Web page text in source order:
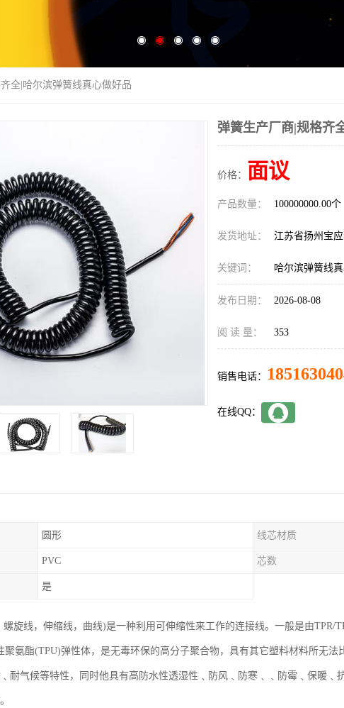
全|哈尔滨弹簧线真心做好品
弹簧生产厂商|规格齐
价格： 面议
产品数量： 100000000.00个
发货地址： 江苏省扬州宝
关键词： 哈尔滨弹簧线
发布日期： 2026-08-08
阅 读 量： 353
销售电话：
在线QQ：
圆形 线芯材质
PVC 芯数
是
旋线，伸缩线，曲线)是一种利用可伸缩性来工作的连接线。一般是由TPR/
聚氨酯(TPU)弹性体，是无毒环保的高分子聚合物，具有其它塑料材料所无
﹑耐气候等特性，同时他具有高防水性透湿性﹑防风﹑防寒﹑﹑防霉﹑保暖